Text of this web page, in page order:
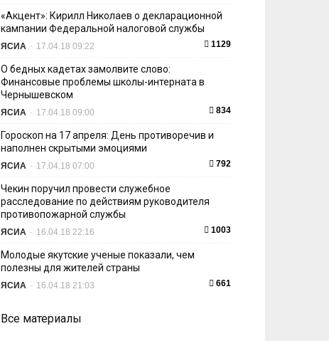
«Акцент»: Кирилл Николаев о декларационной
кампании Федеральной налоговой службы
ЯСИА - 17.04.18 09:22 1129
О бедных кадетах замолвите слово:
Финансовые проблемы школы-интерната в
Чернышевском
ЯСИА - 17.04.18 09:00 834
Гороскоп на 17 апреля: День противоречив и
наполнен скрытыми эмоциями
ЯСИА - 17.04.18 07:00 792
Чекин поручил провести служебное
расследование по действиям руководителя
противопожарной службы
ЯСИА - 16.04.18 22:16 1003
Молодые якутские ученые показали, чем
полезны для жителей страны
ЯСИА - 16.04.18 21:03 661
Все материалы